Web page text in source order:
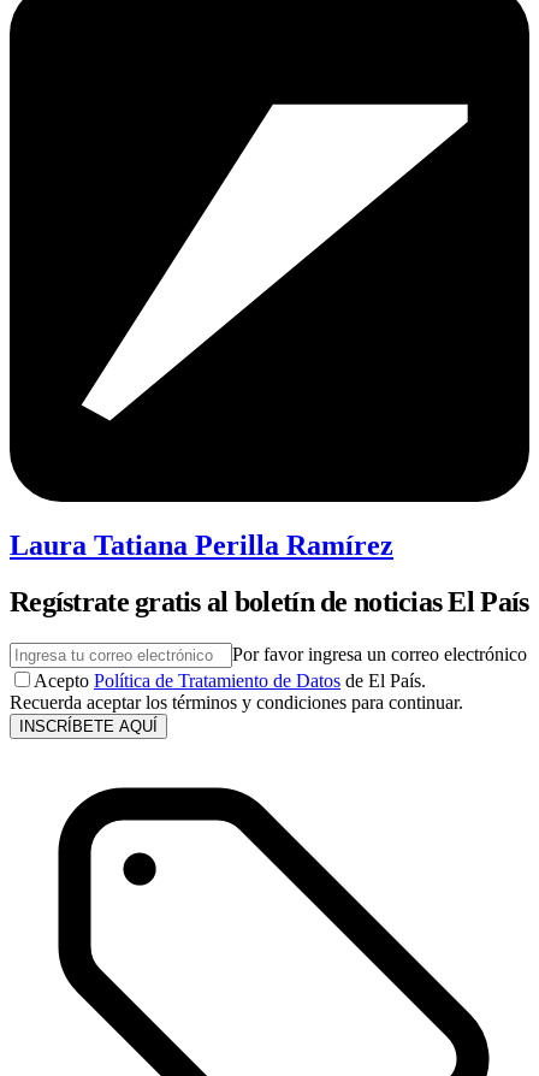
Laura Tatiana Perilla Ramírez
Regístrate gratis al boletín de noticias El País
Por favor ingresa un correo electrónico
Acepto Política de Tratamiento de Datos de El País.
Recuerda aceptar los términos y condiciones para continuar.
INSCRÍBETE AQUÍ